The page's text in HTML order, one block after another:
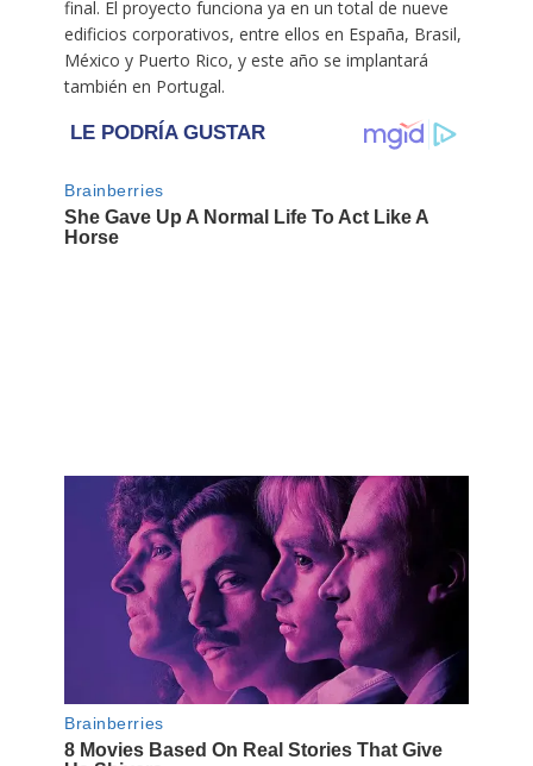
final. El proyecto funciona ya en un total de nueve
edificios corporativos, entre ellos en España, Brasil,
México y Puerto Rico, y este año se implantará
también en Portugal.